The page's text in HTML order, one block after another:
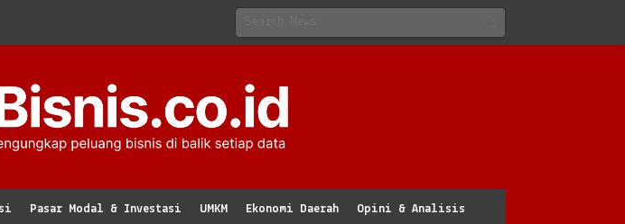
Pasar Modal & Investasi UMKM Ekonomi Daerah Opini & Analisis